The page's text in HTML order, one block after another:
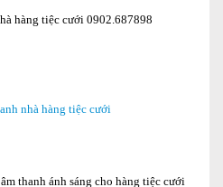
nhà hàng tiệc cưới